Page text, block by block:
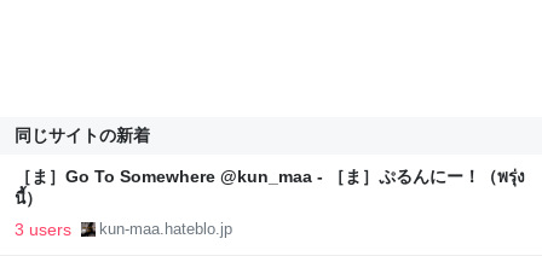
同じサイトの新着
［ま］Go To Somewhere @kun_maa - ［ま］ぷるんにー！（พรุ่ง
นี้）
3 users kun-maa.hateblo.jp